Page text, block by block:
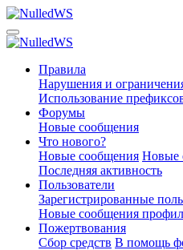
Правила
Нарушения и
Использование
Форумы
Новые сообщения
Что нового?
Новые сообщения Новые
Последняя активность
Пользователи
Зарегистрированные
Новые сообщения
Пожертвования
Сбор средств В помощь